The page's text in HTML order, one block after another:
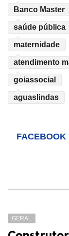
Banco Master
saúde pública
maternidade
atendimento
goiassocial
aguaslindas
FACEBOOK
GERAL